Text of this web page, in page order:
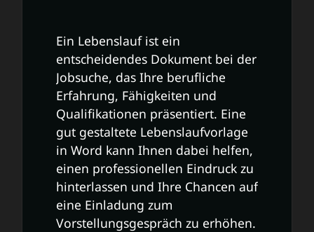
Ein Lebenslauf ist ein
entscheidendes Dokument bei der
Jobsuche, das Ihre berufliche
Erfahrung, Fähigkeiten und
Qualifikationen präsentiert. Eine
gut gestaltete Lebenslaufvorlage
in Word kann Ihnen dabei helfen,
einen professionellen Eindruck zu
hinterlassen und Ihre Chancen auf
eine Einladung zum
Vorstellungsgespräch zu erhöhen.